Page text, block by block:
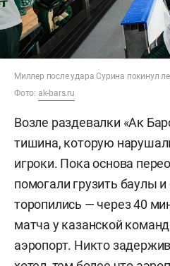
Миллер после удара Сурина покинул
Фото: ak-bars.ru
Возле раздевалки «Ак
тишина, которую
игроки. Пока основа
помогали грузить баулы
торопились — через 40
матча у казанской
аэропорт. Никто